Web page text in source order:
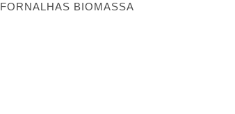
FORNALHAS BIOMASSA